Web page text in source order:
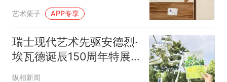
艺术栗子
艺术栗子 APP专享
瑞士现代艺术先驱安德烈·
埃瓦德诞辰150周年特展
登陆宝龙美术馆
纵相新闻